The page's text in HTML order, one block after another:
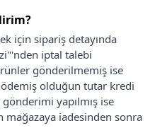
için sipariş detayında
iptal talebi
gönderilmemiş ise
olduğun tutar kredi
yapılmış ise
iadesinden sonra